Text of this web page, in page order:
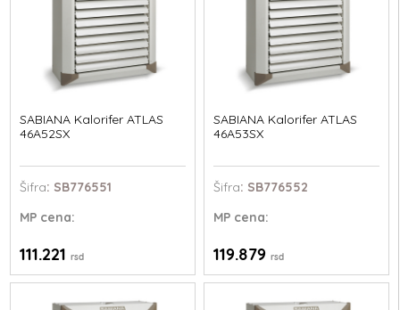
SABIANA Kalorifer ATLAS
46A52SX
Šifra: SB776551
MP cena:
111.221rsd
SABIANA Kalorifer ATLAS
46A53SX
Šifra: SB776552
MPcena:
119.879 rsd